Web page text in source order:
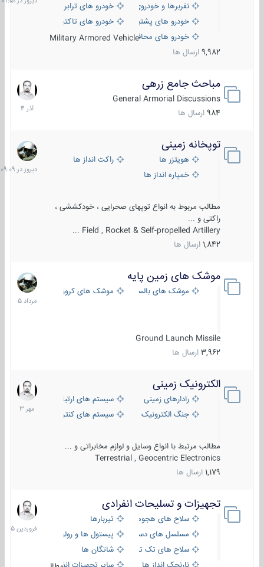
نفربرها و خودروی های رزمی پیاده نظام
خودرو های ترابری نظامی
خودرو های پشتیبانی آتش ، شناسایی و ضد تانک
خودرو های تاکتیکی نظامی
خودرو های محافظت شدهMilitary Armored Vehicle
9,982 ارسال ها
مباحث جامع زرهی
General Armorial Discussions
984 ارسال ها
7
آذر
1404
توپخانه زمینی
هویتزر ها
راکت انداز ها
خمپاره انداز ها
مطالب مربوط به انواع توپهای صحرایی ، خودکششی ،
راکتی و ...
Field , Rocket & Self-propelled Artillery ...
1,842 ارسال ها
دیروز
در
09:09
موشک های زمین پایه
موشک های بالستیک موشک های کروز
Ground Launch Missile
3,962 ارسال ها
2
مرداد
1405
الکترونیک زمینی
رادارهای زمینی
سیستم های ارتباطی و جمع آوری
جنگ الکترونیک
سیستم های کنترل آتش و تجهیزات
مطالب مرتبط با انواع وسایل و لوازم مخابراتی و ...
Terrestrial , Geocentric Electronics
1,179 ارسال ها
1
مهر
1403
تجهیزات و تسلیحات انفرادی
سلاح های هجومی
تیربارها
مسلسل های دستی
پیستول ها و رولورها
سلاح های تک تیر اندازیشاتگان ها
17
فروردین
1405